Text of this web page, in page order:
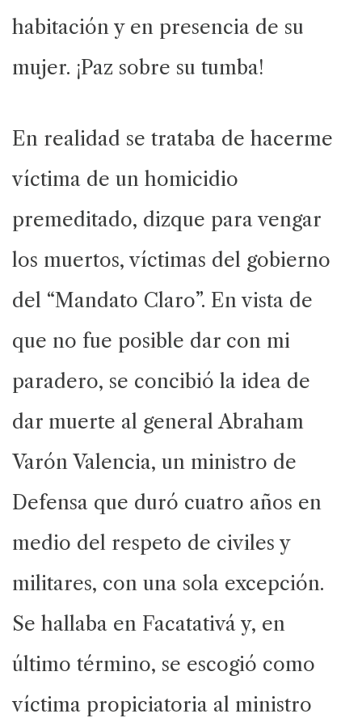
habitación y en presencia de su
mujer. ¡Paz sobre su tumba!
En realidad se trataba de hacerme
víctima de un homicidio
premeditado, dizque para vengar
los muertos, víctimas del gobierno
del “Mandato Claro”. En vista de
que no fue posible dar con mi
paradero, se concibió la idea de
dar muerte al general Abraham
Varón Valencia, un ministro de
Defensa que duró cuatro años en
medio del respeto de civiles y
militares, con una sola excepción.
Se hallaba en Facatativá y, en
último término, se escogió como
víctima propiciatoria al ministro